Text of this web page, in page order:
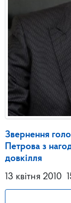
Звернення
Петрова з
довкілля
13 квітня 2010